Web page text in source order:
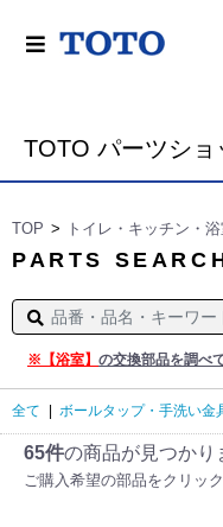
TOTO パーツショ
TOP トイレ・キッチン・
PARTS
※【浴室】 の交換部品を調べ
全て ボールタップ・手洗い金
65件の商品が見つかり
ご購入希望の部品をクリッ